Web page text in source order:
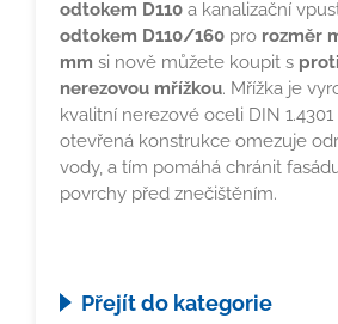
odtokem D110 a kanalizační
odtokem D110/160 pro rozměr
mm si nově můžete koupit s
nerezovou mřížkou. Mřížka je
kvalitní nerezové oceli DIN 1.4301
otevřená konstrukce omezuje
vody, a tím pomáhá chránit
povrchy před znečištěním.
Přejít do kategorie